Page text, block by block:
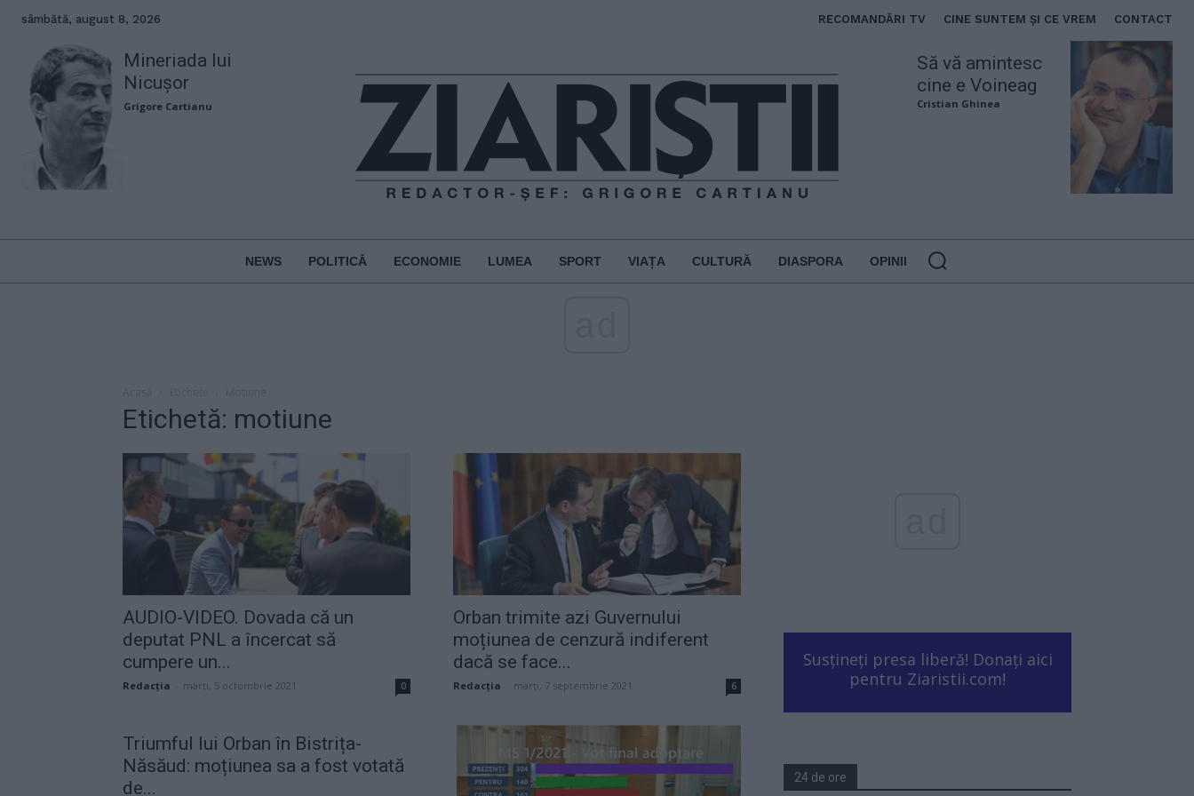
sâmbătă, august 8, 2026 RECOMANDĂRI TV CINE SUNTEM ȘI CE VREM CONTACT
Mineriada lui
Nicușor
Grigore Cartianu
Să vă amintesc
cine e Voineag
Cristian Ghinea
NEWS POLITICĂ ECONOMIE LUMEA SPORT VIAȚA CULTURĂ DIASPORA OPINII
Etichetă: motiune
AUDIO-VIDEO. Dovada că un
deputat PNL a încercat să
cumpere un...
Redacţia marți, 5 octombrie 2021 0
Orban trimite azi Guvernului
moțiunea de cenzură indiferent
dacă se face...
Redacţia marți, 7 septembrie 2021 6
Triumful lui Orban în Bistrița-
Năsăud: moțiunea sa a fost votată
de...
Susțineți presa liberă! Donați aici
pentru Ziaristii.com!
24 de ore